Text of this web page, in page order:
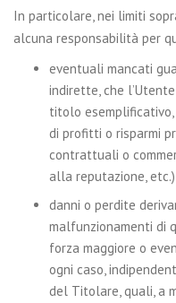
In particolare, nei limiti
alcuna responsabilità per
eventuali mancati
indirette, che
titolo esemplificativo,
di profitti o risparmi
contrattuali o
alla reputazione,
danni o perdite
malfunzionamenti di
forza maggiore o
ogni caso,
del Titolare, quali, a